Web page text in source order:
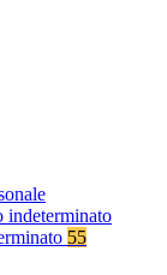
indeterminato
55